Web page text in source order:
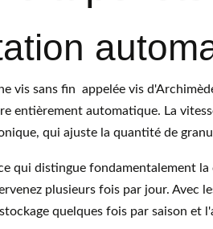
vis sans fin  appelée vis
entièrement automatique. La
qui ajuste la quantité de
qui distingue fondamentalement
plusieurs fois par jour. Avec
quelques fois par saison et